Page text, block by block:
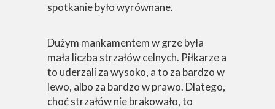
spotkanie było wyrównane.
Dużym mankamentem w grze była
mała liczba strzałów celnych. Piłkarze a
to uderzali za wysoko, a to za bardzo w
lewo, albo za bardzo w prawo. Dlatego,
choć strzałów nie brakowało, to